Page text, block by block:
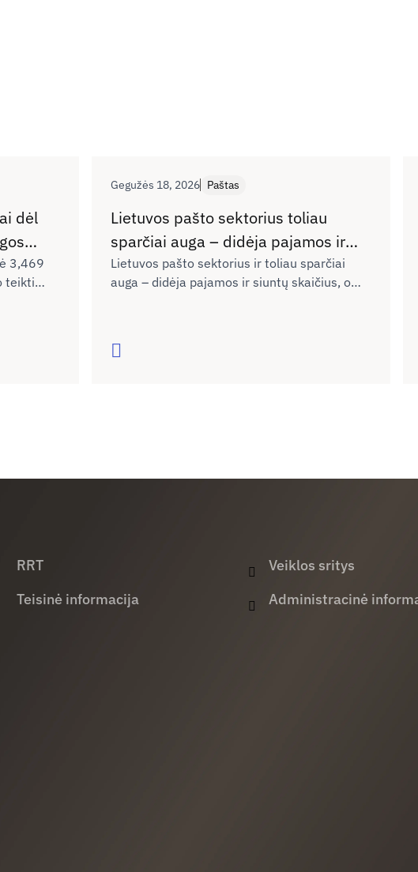
dėl
3,469
teikti
Gegužės 18, 2026 Paštas
Lietuvos pašto sektorius toliau
sparčiai auga – didėja pajamos ir
siuntų skaičius
Lietuvos pašto sektorius ir toliau sparčiai
auga – didėja pajamos ir siuntų skaičius, o
penki pašto paslaugų teikėjai užima daugiau
Skaityti
RRT
Teisinė informacija
Veiklos sritys
Administracinė